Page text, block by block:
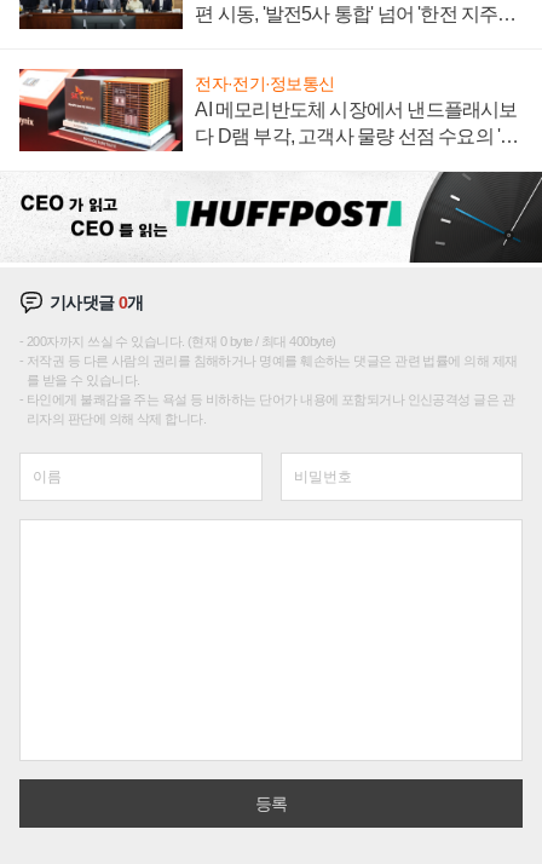
편 시동, '발전5사 통합' 넘어 '한전 지주사'
전자·전기·정보통신
AI 메모리반도체 시장에서 낸드플래시보
다 D램 부각, 고객사 물량 선점 수요의 '우
기사댓글0개
200자까지 쓰실 수 있습니다. (현재 0 byte / 최대 400byte)
저작권 등 다른 사람의 권리를 침해하거나 명예를 훼손하는 댓글은 관련 법률에 의해 제재
를 받을 수 있습니다.
타인에게 불쾌감을 주는 욕설 등 비하하는 단어가 내용에 포함되거나 인신공격성 글은 관
리자의 판단에 의해 삭제 합니다.